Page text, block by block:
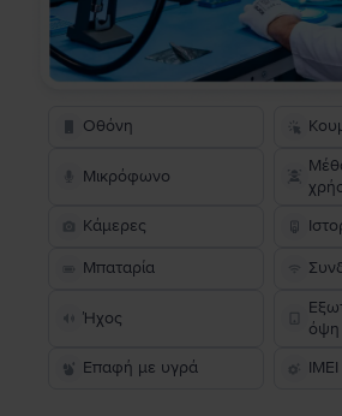
Οθόνη
Μικρόφωνο
Κάμερες
Μπαταρία
Ήχος
όψη
Επαφή με υγρά